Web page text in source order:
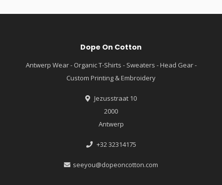
Dope On Cotton
Antwerp Wear - Organic T-Shirts - Sweaters - Head Gear -
Custom Printing & Embroidery
Jezusstraat 10
2000
Antwerp
+32 32314175
seeyou@dopeoncotton.com